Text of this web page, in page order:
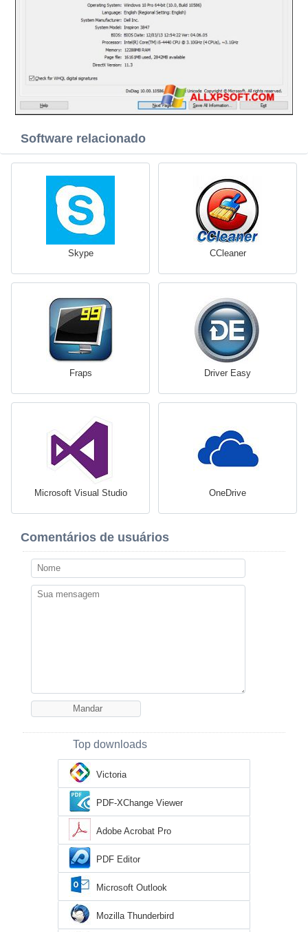
Software relacionado
Skype CCleaner
Fraps Driver Easy
Microsoft Visual Studio OneDrive
Comentários de usuários
Top downloads
Victoria
PDF-XChange Viewer
Adobe Acrobat Pro
PDF Editor
Microsoft Outlook
Mozilla Thunderbird